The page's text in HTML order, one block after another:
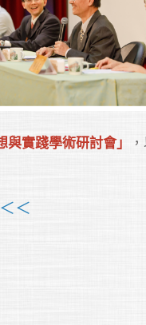
與實踐學術研討會」
＜